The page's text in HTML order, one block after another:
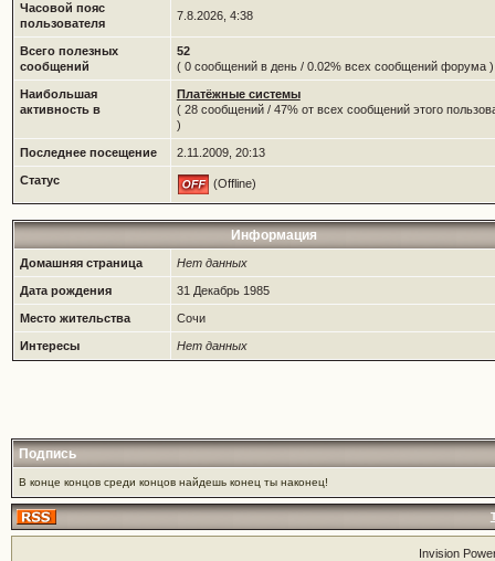
Часовой пояс
пользователя
7.8.2026, 4:38
Всего полезных
сообщений
52
( 0 сообщений в день / 0.02% всех сообщений форума )
Наибольшая
активность в
Платёжные системы
( 28 сообщений / 47% от всех сообщений этого
)
Последнее посещение 2.11.2009, 20:13
Статус (Offline)
Информация
Домашняя страница Нет данных
Дата рождения 31 Декабрь 1985
Место жительства Сочи
Интересы Нет данных
Подпись
В конце концов среди концов найдешь конец ты наконец!
Invision